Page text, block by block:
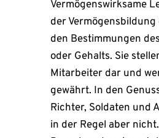
Vermögenswirksame
der
den Bestimmungen
oder Gehalts. Sie
Mitarbeiter dar und
gewährt. In den
Richter, Soldaten und
in der Regel aber